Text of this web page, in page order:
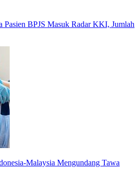
Pasien BPJS Masuk Radar KKI, Jumlah
Malaysia Mengundang Tawa